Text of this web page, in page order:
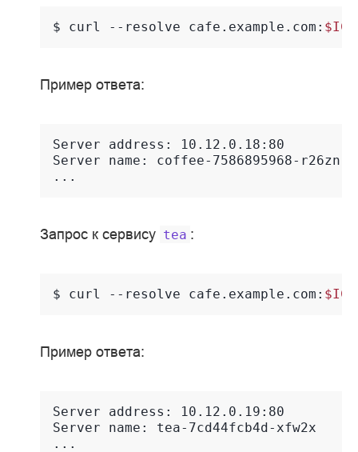
$ curl --resolve cafe.example.com:
Пример ответа:
Server address: 10.12.0.18:80
Server name: coffee-7586895968-r26zn
...
Запрос к сервису tea :
$ curl --resolve cafe.example.com:
Пример ответа:
Server address: 10.12.0.19:80
Server name: tea-7cd44fcb4d-xfw2x
...